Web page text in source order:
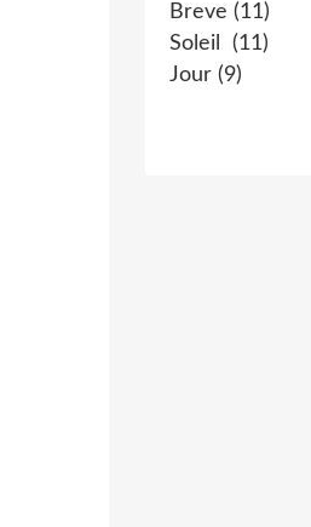
Breve (11)
Soleil
(11)
Jour (9)